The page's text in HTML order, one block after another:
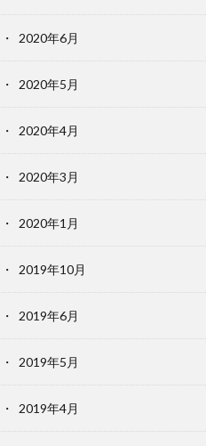
2020年6月
2020年5月
2020年4月
2020年3月
2020年1月
2019年10月
2019年6月
2019年5月
2019年4月